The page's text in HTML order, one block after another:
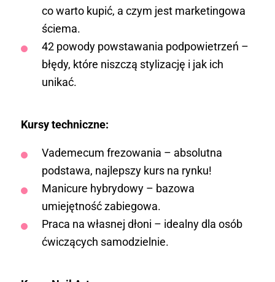
co warto kupić, a czym jest marketingowa
ściema.
42 powody powstawania podpowietrzeń –
błędy, które niszczą stylizację i jak ich
unikać.
Kursy techniczne:
Vademecum frezowania – absolutna
podstawa, najlepszy kurs na rynku!
Manicure hybrydowy – bazowa
umiejętność zabiegowa.
Praca na własnej dłoni – idealny dla osób
ćwiczących samodzielnie.